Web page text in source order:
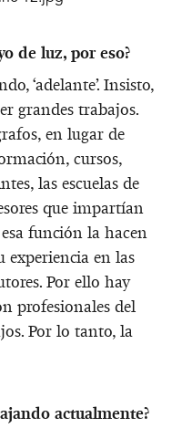
de luz, por eso?
‘adelante’. Insisto,
grandes trabajos.
en lugar de
cursos,
las escuelas de
que impartían
función la hacen
experiencia en las
Por ello hay
profesionales del
Por lo tanto, la
actualmente?